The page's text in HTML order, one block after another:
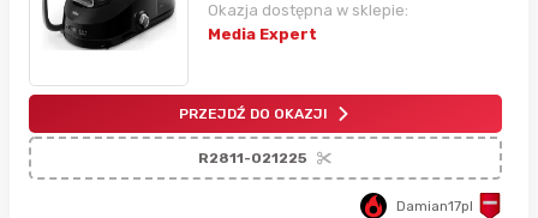
Okazja dostępna w sklepie:
Media Expert
PRZEJDŹ DO OKAZJI
R2811-021225
Damian17pl